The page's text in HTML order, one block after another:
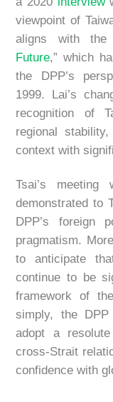
viewpoint of
aligns with the
Future,” which
the DPP’s
1999. Lai’s
recognition of
regional
context with
Tsai’s
demonstrated to
DPP’s foreign
pragmatism.
to anticipate
continue to be
framework of
simply, the
adopt a
cross-Strait
confidence with